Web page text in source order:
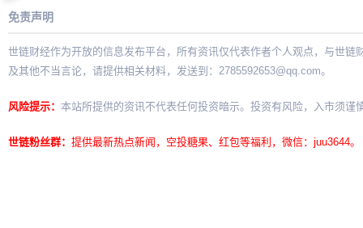
免责声明
世链财经作为开放的信息发布平台，所有资讯仅代表作者个人观点，与世
及其他不当言论，请提供相关材料，发送到： 2785592653@qq.com。
风险提示： 本站所提供的资讯不代表任何投资暗示。投资有风险，入市须谨
世链粉丝群： 提供最新热点新闻，空投糖果、红包等福利，微信：juu3644。